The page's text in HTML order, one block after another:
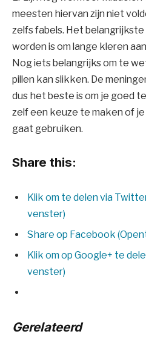
meesten hiervan zijn niet
zelfs fabels. Het
worden is om lange kleren
Nog iets belangrijks om te
pillen kan slikken. De
dus het beste is om je goed
zelf een keuze te maken of
gaat gebruiken.
Share this:
Klik om te delen via
venster)
Share op Facebook
Klik om op Google+ te
venster)
Gerelateerd